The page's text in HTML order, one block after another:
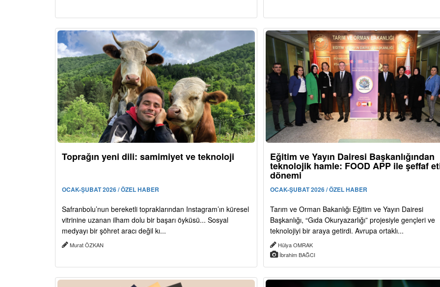
Toprağın yeni dili: samimiyet ve teknoloji
OCAK-ŞUBAT 2026 / ÖZEL HABER
Safranbolu’nun bereketli topraklarından Instagram’ın küresel
vitrinine uzanan ilham dolu bir başarı öyküsü... Sosyal
medyayı bir şöhret aracı değil kı...
Murat ÖZKAN
Eğitim ve Yayın Dairesi Başkanlığından
teknolojik hamle: FOOD APP ile şeffaf
dönemi
OCAK-ŞUBAT 2026 / ÖZEL HABER
Tarım ve Orman Bakanlığı Eğitim ve Yayın Dairesi
Başkanlığı, “Gıda Okuryazarlığı” projesiyle gençleri ve
teknolojiyi bir araya getirdi. Avrupa ortaklı...
Hülya OMRAK
İbrahim BAĞCI